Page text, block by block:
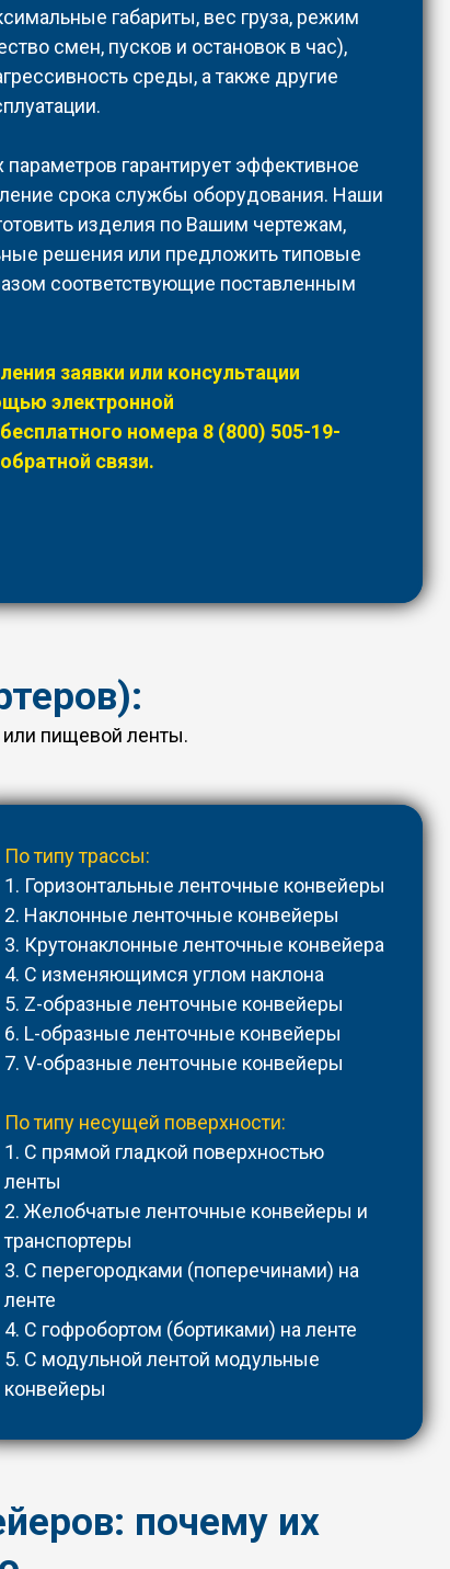
габариты, вес груза, режим
смен, пусков и остановок в час),
среды, а также другие
гарантирует эффективное
срока службы оборудования. Наши
изделия по Вашим чертежам,
решения или предложить типовые
соответствующие поставленным
заявки или консультации
электронной
номера 8 (800) 505-19-
связи.
пищевой ленты.
По типу трассы:
1. Горизонтальные ленточные конвейеры
2. Наклонные ленточные конвейеры
3. Крутонаклонные ленточные конвейера
4. С изменяющимся углом наклона
5. Z-образные ленточные конвейеры
6. L-образные ленточные конвейеры
7. V-образные ленточные конвейеры
По типу несущей поверхности:
1. С прямой гладкой поверхностью
ленты
2. Желобчатые ленточные конвейеры и
транспортеры
3. С перегородками (поперечинами) на
ленте
4. С гофробортом (бортиками) на ленте
5. С модульной лентой модульные
конвейеры
почему их